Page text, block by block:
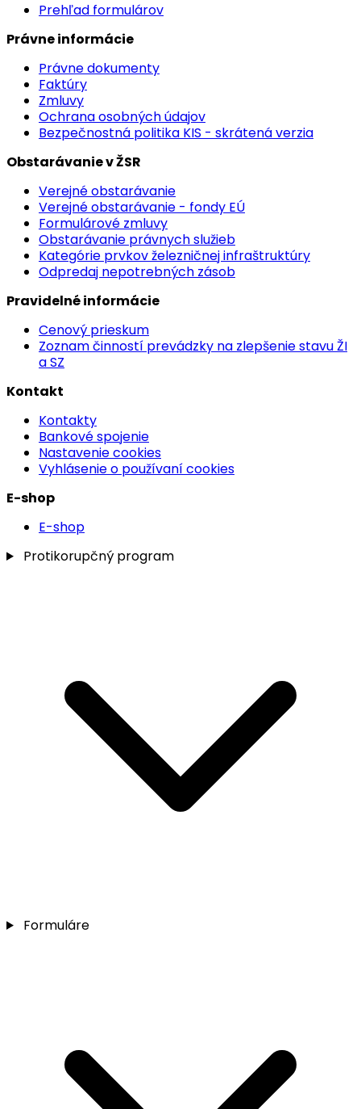
Prehľad formulárov
Právne informácie
Právne dokumenty
Faktúry
Zmluvy
Ochrana osobných údajov
Bezpečnostná politika KIS - skrátená verzia
Obstarávanie v ŽSR
Verejné obstarávanie
Verejné obstarávanie - fondy EÚ
Formulárové zmluvy
Obstarávanie právnych služieb
Kategórie prvkov železničnej infraštruktúry
Odpredaj nepotrebných zásob
Pravidelné informácie
Cenový prieskum
Zoznam činností prevádzky na zlepšenie stavu ŽI
a SZ
Kontakt
Kontakty
Bankové spojenie
Nastavenie cookies
Vyhlásenie o používaní cookies
E-shop
E-shop
Protikorupčný program
Formuláre